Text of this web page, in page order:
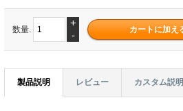
数量.
+
-
製品説明 レビュー カスタム説明